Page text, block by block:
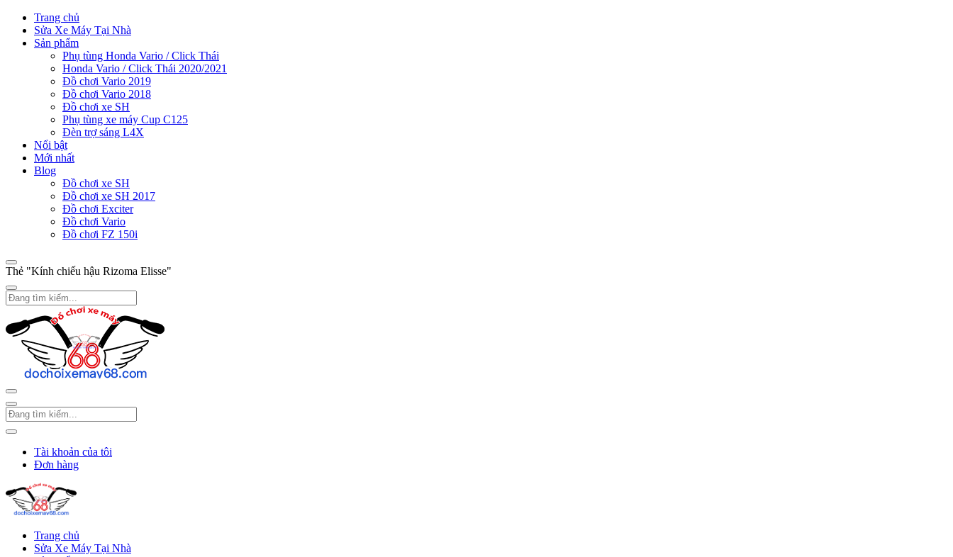
Trang chủ
Sửa Xe Máy Tại Nhà
Sản phẩm
Phụ tùng Honda Vario / Click Thái
Honda Vario / Click Thái 2020/2021
Đồ chơi Vario 2019
Đồ chơi Vario 2018
Đồ chơi xe SH
Phụ tùng xe máy Cup C125
Đèn trợ sáng L4X
Nổi bật
Mới nhất
Blog
Đồ chơi xe SH
Đồ chơi xe SH 2017
Đồ chơi Exciter
Đồ chơi Vario
Đồ chơi FZ 150i
Thẻ "Kính chiếu hậu Rizoma Elisse"
Tài khoản của tôi
Đơn hàng
Trang chủ
Sửa Xe Máy Tại Nhà